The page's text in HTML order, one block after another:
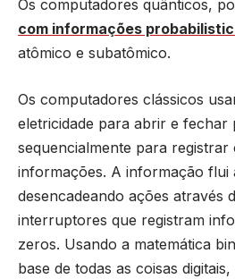
Os computadores quânticos,
com informações
atômico e subatômico.
Os computadores clássicos
eletricidade para abrir e fechar
sequencialmente para
informações. A informação flui
desencadeando ações através
interruptores que registram
zeros. Usando a matemática
base de todas as coisas